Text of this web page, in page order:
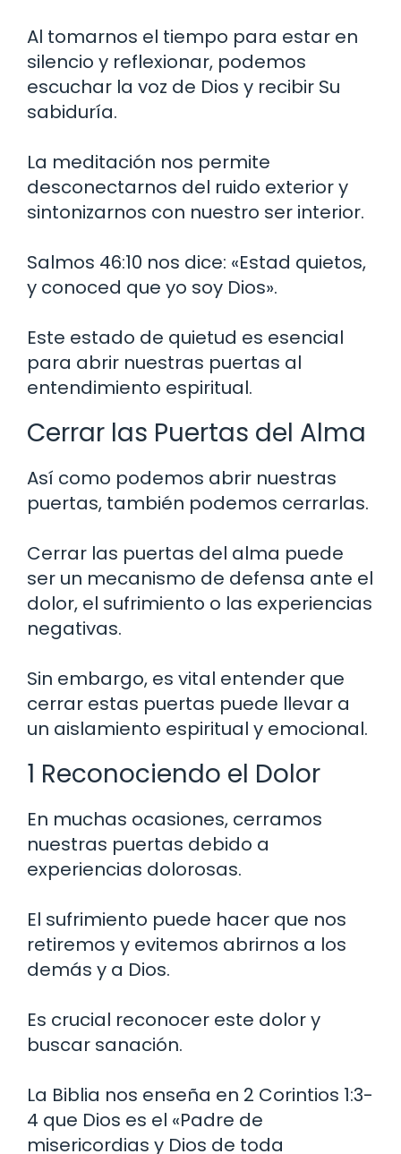
Al tomarnos el tiempo para estar en
silencio y reflexionar, podemos
escuchar la voz de Dios y recibir Su
sabiduría.
La meditación nos permite
desconectarnos del ruido exterior y
sintonizarnos con nuestro ser interior.
Salmos 46:10 nos dice: «Estad quietos,
y conoced que yo soy Dios».
Este estado de quietud es esencial
para abrir nuestras puertas al
entendimiento espiritual.
Cerrar las Puertas del Alma
Así como podemos abrir nuestras
puertas, también podemos cerrarlas.
Cerrar las puertas del alma puede
ser un mecanismo de defensa ante el
dolor, el sufrimiento o las experiencias
negativas.
Sin embargo, es vital entender que
cerrar estas puertas puede llevar a
un aislamiento espiritual y emocional.
1 Reconociendo el Dolor
En muchas ocasiones, cerramos
nuestras puertas debido a
experiencias dolorosas.
El sufrimiento puede hacer que nos
retiremos y evitemos abrirnos a los
demás y a Dios.
Es crucial reconocer este dolor y
buscar sanación.
La Biblia nos enseña en 2 Corintios 1:3-
4 que Dios es el «Padre de
misericordias y Dios de toda